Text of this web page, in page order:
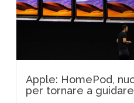
Apple: HomePod,
per tornare a